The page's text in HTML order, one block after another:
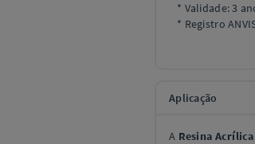
* Validade: 3
* Registro
Aplicação
A Resina